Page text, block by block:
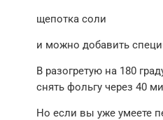
щепотка соли
и можно добавить
В разогретую на 180
снять фольгу через 40
Но если вы уже умеете